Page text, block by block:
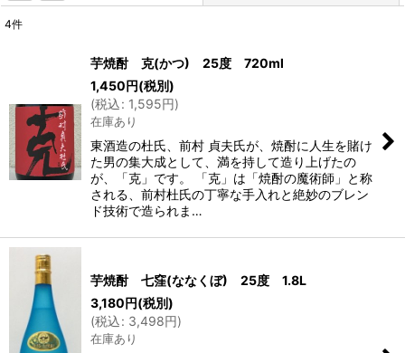
絞り込む
4件
芋焼酎 克(かつ) 25度 720ml
1,450円(税別)
(税込: 1,595円)
在庫あり
東酒造の杜氏、前村 貞夫氏が、焼酎に人生を賭け
た男の集大成として、満を持して造り上げたの
が、「克」です。 「克」は「焼酎の魔術師」と称
される、前村杜氏の丁寧な手入れと絶妙のブレン
ド技術で造られま…
芋焼酎 七窪(ななくぼ) 25度 1.8L
3,180円(税別)
(税込: 3,498円)
在庫あり